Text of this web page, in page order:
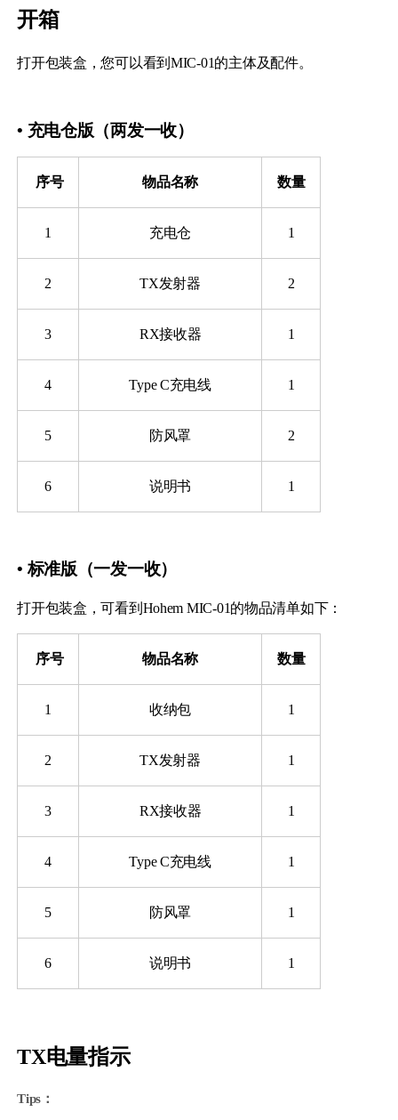
iSteady M6
Selfie Stick Auto-Tracking Holder
Hohem MIC-01
More
开箱
打开包装盒，您可以看到MIC-01的主体及配件。
• 充电仓版（两发一收）
序号 物品名称 数量
1 充电仓 1
2 TX发射器 2
3 RX接收器 1
4 Type C充电线 1
5 防风罩 2
6 说明书 1
• 标准版（一发一收）
打开包装盒，可看到Hohem MIC-01的物品清单如下：
序号 物品名称 数量
1 收纳包 1
2 TX发射器 1
3 RX接收器 1
4 Type C充电线 1
5 防风罩 1
6 说明书 1
TX电量指示
Tips：